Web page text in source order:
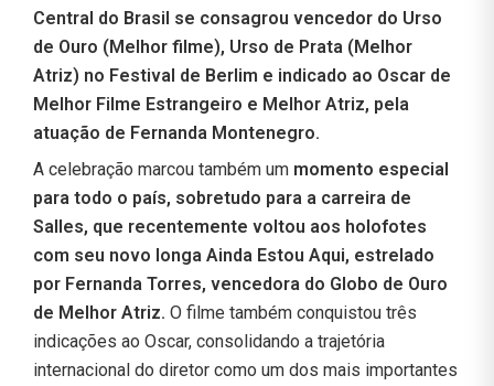
Central do Brasil se consagrou vencedor do Urso
de Ouro (Melhor filme), Urso de Prata (Melhor
Atriz) no Festival de Berlim e indicado ao Oscar de
Melhor Filme Estrangeiro e Melhor Atriz, pela
atuação de Fernanda Montenegro.
A celebração marcou também um momento especial
para todo o país, sobretudo para a carreira de
Salles, que recentemente voltou aos holofotes
com seu novo longa Ainda Estou Aqui, estrelado
por Fernanda Torres, vencedora do Globo de Ouro
de Melhor Atriz. O filme também conquistou três
indicações ao Oscar, consolidando a trajetória
internacional do diretor como um dos mais importantes